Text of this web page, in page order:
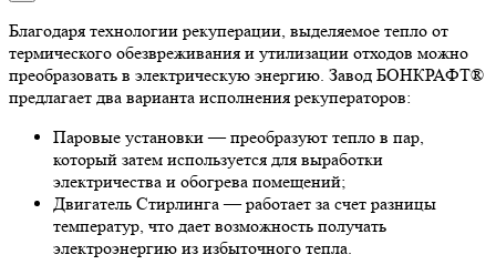
Благодаря технологии рекуперации, выделяемое тепло от
термического обезвреживания и утилизации отходов можно
преобразовать в электрическую энергию. Завод БОНКРАФТ®
предлагает два варианта исполнения рекуператоров:
Паровые установки — преобразуют тепло в пар,
который затем используется для выработки
электричества и обогрева помещений;
Двигатель Стирлинга — работает за счет разницы
температур, что дает возможность получать
электроэнергию из избыточного тепла.